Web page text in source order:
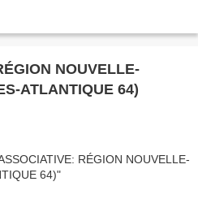
NOUVELLE-
ATLANTIQUE 64)